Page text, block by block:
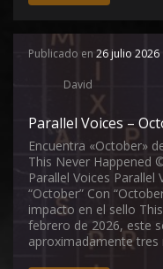
Publicado en 26 julio 2026
David
Parallel Voices –
Encuentra «October»
This Never Happened
Parallel Voices
“October” Con
impacto en el sello
febrero de 2026, este
aproximadamente